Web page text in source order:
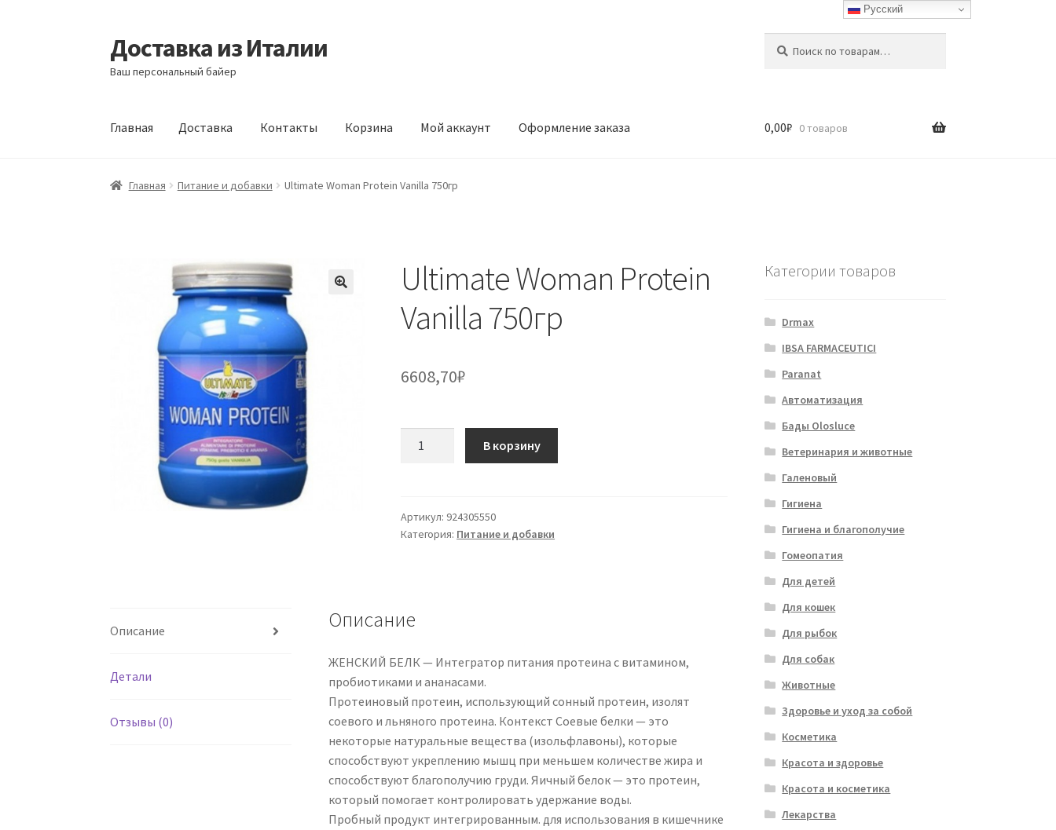
Перейти
к
навигации
Перейти
к
содержимому
Доставка из Италии
Ваш персональный байер
Главная Доставка Контакты Корзина Мой аккаунт Оформление заказа
Главная Доставка Контакты Корзина Мой аккаунт Оформление заказа
0,00₽ 0 товаров
Главная Питание и добавки Ultimate Woman Protein Vanilla 750гр
Ultimate Woman Protein
Vanilla 750гр
6608,70₽
Protein
Vanilla
В корзину
Артикул: 924305550
Категория: Питание и добавки
Описание
Детали
Отзывы (0)
Описание
ЖЕНСКИЙ БЕЛК — Интегратор питания протеина с витамином,
пробиотиками и ананасами.
Протеиновый протеин, использующий сонный протеин, изолят
соевого и льняного протеина. Контекст Соевые белки — это
некоторые натуральные вещества (изольфлавоны), которые
способствуют укреплению мышц при меньшем количестве жира и
способствуют благополучию груди. Яичный белок — это протеин,
который помогает контролировать удержание воды.
Пробный продукт интегрированным. для использования в кишечнике
Категории товаров
Drmax
IBSA FARMACEUTICI
Paranat
Автоматизация
Бады Olosluce
Ветеринария и животные
Галеновый
Гигиена
Гигиена и благополучие
Гомеопатия
Для детей
Для кошек
Для рыбок
Для собак
Животные
Здоровье и уход за собой
Косметика
Красота и здоровье
Красота и косметика
Лекарства
Русский